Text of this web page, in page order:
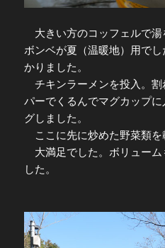
大きい方のコッフェルで湯
ボンベが夏（温暖地）用で
かりました。
チキンラーメンを投入。割
パーでくるんでマグカップ
グしました。
ここに先に炒めた野菜類を
大満足でした。ボリューム
した。